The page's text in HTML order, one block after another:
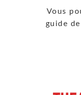
Vous
guide